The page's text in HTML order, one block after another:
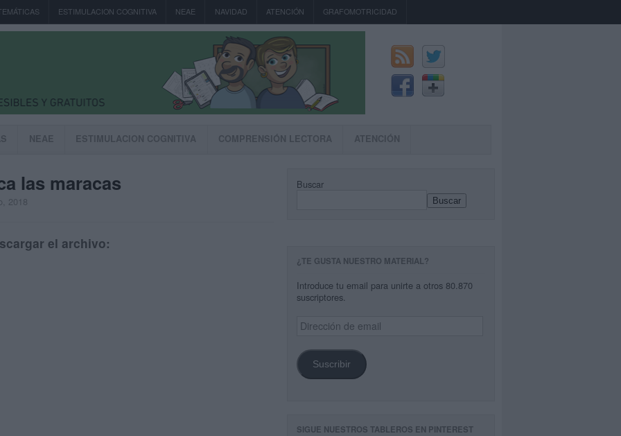
ESTIMULACION COGNITIVA NEAE NAVIDAD ATENCIÓN GRAFOMOTRICIDAD
NEAE ESTIMULACION COGNITIVA COMPRENSIÓN LECTORA ATENCIÓN
las maracas
2018
el archivo:
Buscar
Buscar
¿TE GUSTA NUESTRO MATERIAL?
Introduce tu email para unirte a otros 80.870
suscriptores.
Dirección
de
Suscribir
SIGUE NUESTROS TABLEROS EN PINTEREST